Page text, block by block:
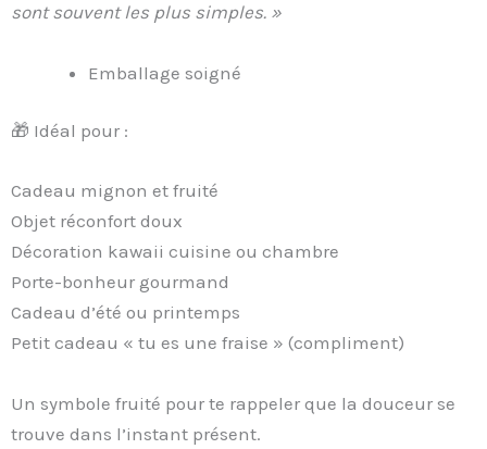
sont souvent les plus simples. »
Emballage soigné
🎁 Idéal pour :
Cadeau mignon et fruité
Objet réconfort doux
Décoration kawaii cuisine ou chambre
Porte-bonheur gourmand
Cadeau d’été ou printemps
Petit cadeau « tu es une fraise » (compliment)
Un symbole fruité pour te rappeler que la douceur se
trouve dans l’instant présent.